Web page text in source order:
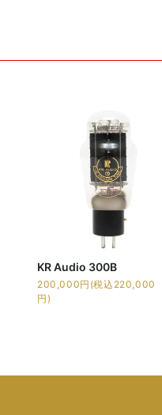
KR Audio 300B
200,000円(税込220,000
円)